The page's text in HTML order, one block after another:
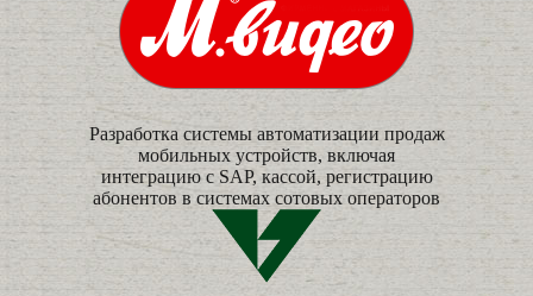
Разработка системы автоматизации продаж
мобильных устройств, включая
интеграцию с SAP, кассой, регистрацию
абонентов в системах сотовых операторов